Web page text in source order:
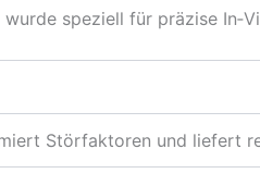
wurde speziell für präzise
Störfaktoren und liefert